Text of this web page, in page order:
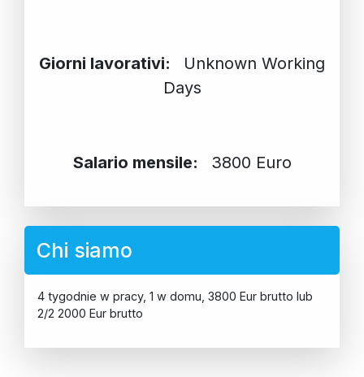
Giorni lavorativi:
Unknown Working
Days
Salario mensile: 3800 Euro
Chi siamo
4 tygodnie w pracy, 1 w domu, 3800 Eur brutto lub
2/2 2000 Eur brutto